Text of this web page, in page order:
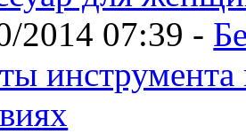
2014 07:39 -